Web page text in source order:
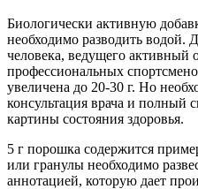
Биологически активную
необходимо разводить водой.
человека, ведущего активный
профессиональных
увеличена до 20-30 г. Но
консультация врача и полный
картины состояния здоровья.
5 г порошка содержится
или гранулы необходимо
аннотацией, которую дает